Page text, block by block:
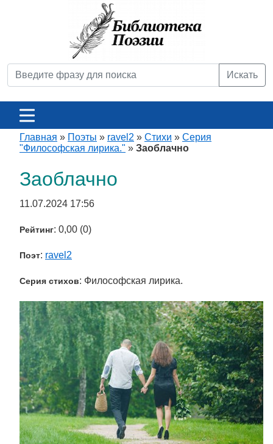
Искать
Главная » Поэты » ravel2 » Стихи » Серия
"Философская лирика." » Заоблачно
Заоблачно
11.07.2024 17:56
Рейтинг: 0,00 (0)
Поэт: ravel2
Серия стихов: Философская лирика.